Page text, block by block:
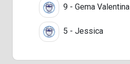
9 - Gema Valentina
5 - Jessica